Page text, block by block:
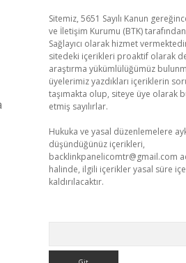
Sitemiz, 5651 Sayılı Kanun
ve İletişim Kurumu (BTK)
Sağlayıcı olarak hizmet
sitedeki içerikleri proaktif olarak
araştırma yükümlülüğümüz
üyelerimiz yazdıkları içeriklerin
taşımakta olup, siteye üye olarak
etmiş sayılırlar.
Hukuka ve yasal düzenlemelere
düşündüğünüz içerikleri,
backlinkpanelicomtr@gmail.com
halinde, ilgili içerikler yasal süre
kaldırılacaktır.